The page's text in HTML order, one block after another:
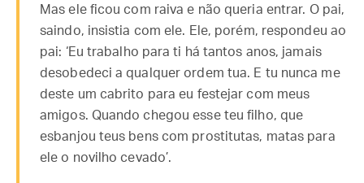
Mas ele ficou com raiva e não queria entrar. O pai,
saindo, insistia com ele. Ele, porém, respondeu ao
pai: ‘Eu trabalho para ti há tantos anos, jamais
desobedeci a qualquer ordem tua. E tu nunca me
deste um cabrito para eu festejar com meus
amigos. Quando chegou esse teu filho, que
esbanjou teus bens com prostitutas, matas para
ele o novilho cevado’.